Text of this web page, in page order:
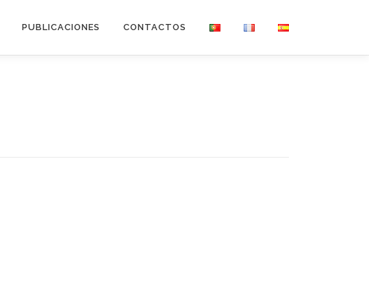
PUBLICACIONES CONTACTOS